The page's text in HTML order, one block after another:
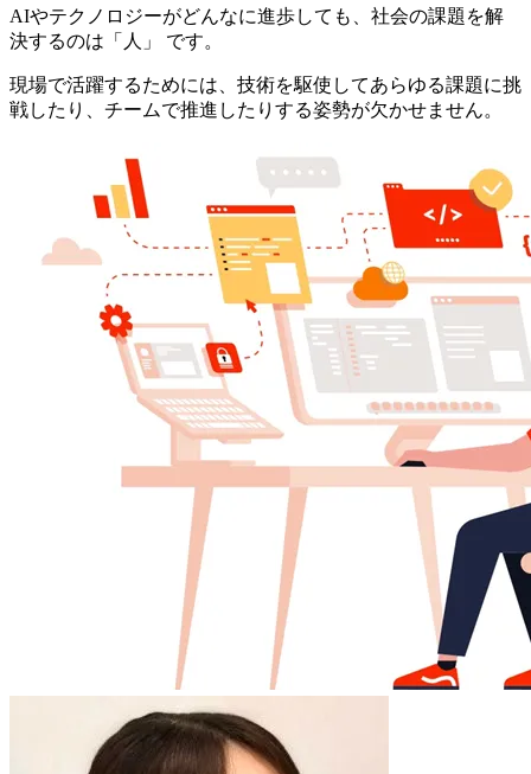
AIやテクノロジーがどんなに進歩しても、社会の課題を解
決するのは「人」 です。
現場で活躍するためには、技術を駆使してあらゆる課題に挑
戦したり、チームで推進したりする姿勢が欠かせません。